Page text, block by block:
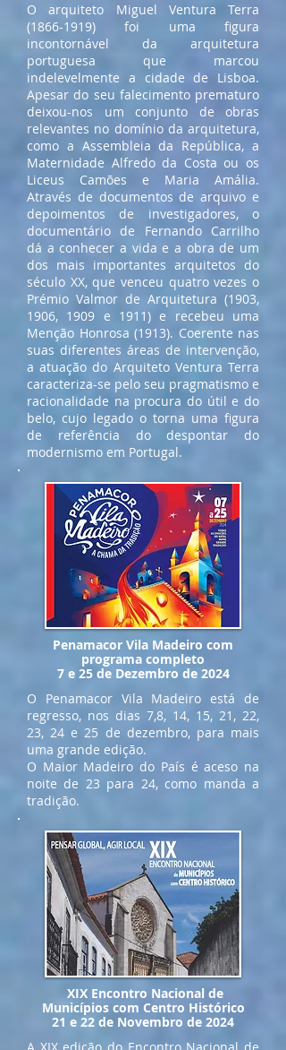
O arquiteto Miguel Ventura Terra
(1866-1919) foi uma figura
incontornável da arquitetura
portuguesa que marcou
indelevelmente a cidade de Lisboa.
Apesar do seu falecimento prematuro
deixou-nos um conjunto de obras
relevantes no domínio da arquitetura,
como a Assembleia da República, a
Maternidade Alfredo da Costa ou os
Liceus Camões e Maria Amália.
Através de documentos de arquivo e
depoimentos de investigadores, o
documentário de Fernando Carrilho
dá a conhecer a vida e a obra de um
dos mais importantes arquitetos do
século XX, que venceu quatro vezes o
Prémio Valmor de Arquitetura (1903,
1906, 1909 e 1911) e recebeu uma
Menção Honrosa (1913). Coerente nas
suas diferentes áreas de intervenção,
a atuação do Arquiteto Ventura Terra
caracteriza-se pelo seu pragmatismo e
racionalidade na procura do útil e do
belo, cujo legado o torna uma figura
de referência do despontar do
modernismo em Portugal.
Penamacor Vila Madeiro com
programa completo
7 e 25 de Dezembro de 2024
O Penamacor Vila Madeiro está de
regresso, nos dias 7,8, 14, 15, 21, 22,
23, 24 e 25 de dezembro, para mais
uma grande edição.
O Maior Madeiro do País é aceso na
noite de 23 para 24, como manda a
tradição.
XIX Encontro Nacional de
Municípios com Centro Histórico
21 e 22 de Novembro de 2024